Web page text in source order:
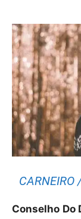
Conselho Do